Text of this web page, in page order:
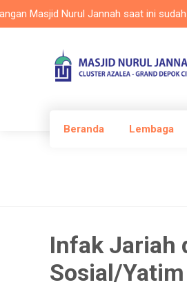
Nurul Jannah saat ini sudah
Beranda Lembaga
Infak Jariah
Sosial/Yatim